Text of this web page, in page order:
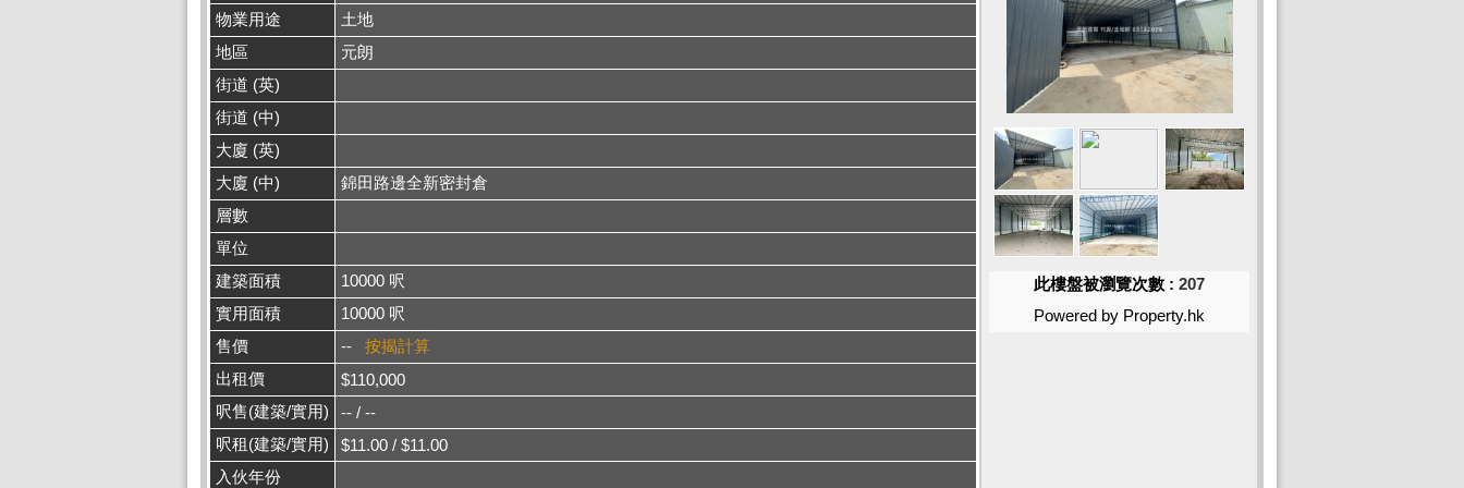
物業用途
土地
地區
元朗
街道 (英)
街道 (中)
大廈 (英)
大廈 (中)
錦田路邊全新密封倉
層數
單位
建築面積
10000 呎
實用面積
10000 呎
售價
-- 按揭計算
出租價
$110,000
呎售(建築/實用)
-- / --
呎租(建築/實用)
$11.00 / $11.00
入伙年份
此樓盤被瀏覽次數 : 207
Powered by Property.hk